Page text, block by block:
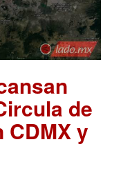
de
y